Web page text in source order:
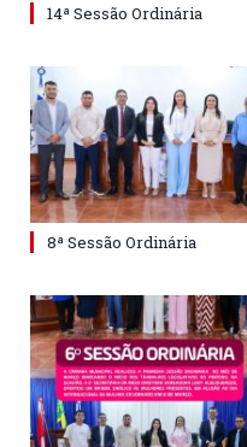
14ª Sessão Ordinária
8ª Sessão Ordinária